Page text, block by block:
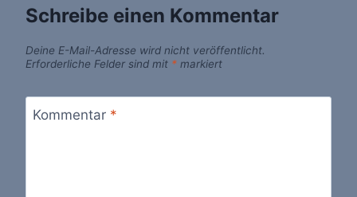
Schreibe einen Kommentar
Deine E-Mail-Adresse wird nicht veröffentlicht.
Erforderliche Felder sind mit * markiert
Kommentar *